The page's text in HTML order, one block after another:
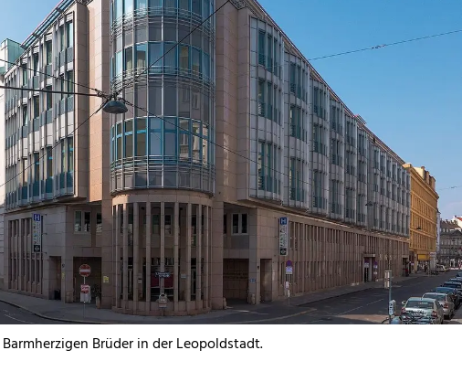
Brüder in der Leopoldstadt.